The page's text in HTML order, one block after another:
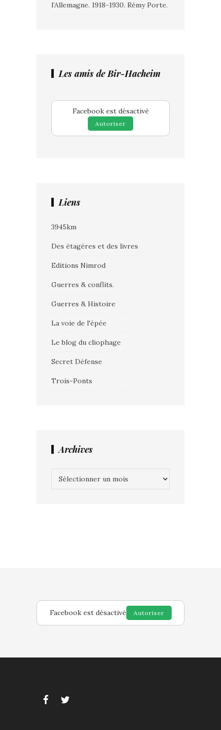
l’Allemagne. 1918-1930. Rémy Porte.
Les amis de Bir-Hacheim
Facebook est désactivé
Autoriser
Liens
3945km
Des étagères et des livres
Editions Nimrod
Guerres & conflits.
Guerres & Histoire
La voie de l'épée
Le blog du cliophage
Secret Défense
Trois-Ponts
Archives
Facebook est désactivé Autoriser